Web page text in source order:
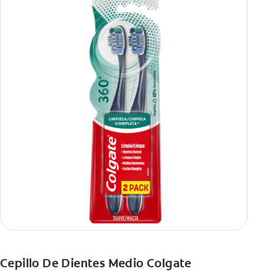
Cepillo De Dientes Medio Colgate